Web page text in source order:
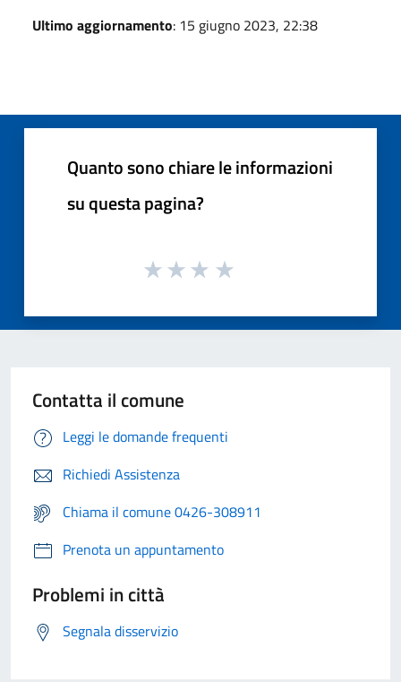
Ultimo aggiornamento: 15 giugno 2023, 22:38
Quanto sono chiare le informazioni
su questa pagina?
Contatta il comune
Leggi le domande frequenti
Richiedi Assistenza
Chiama il comune 0426-308911
Prenota un appuntamento
Problemi in città
Segnala disservizio